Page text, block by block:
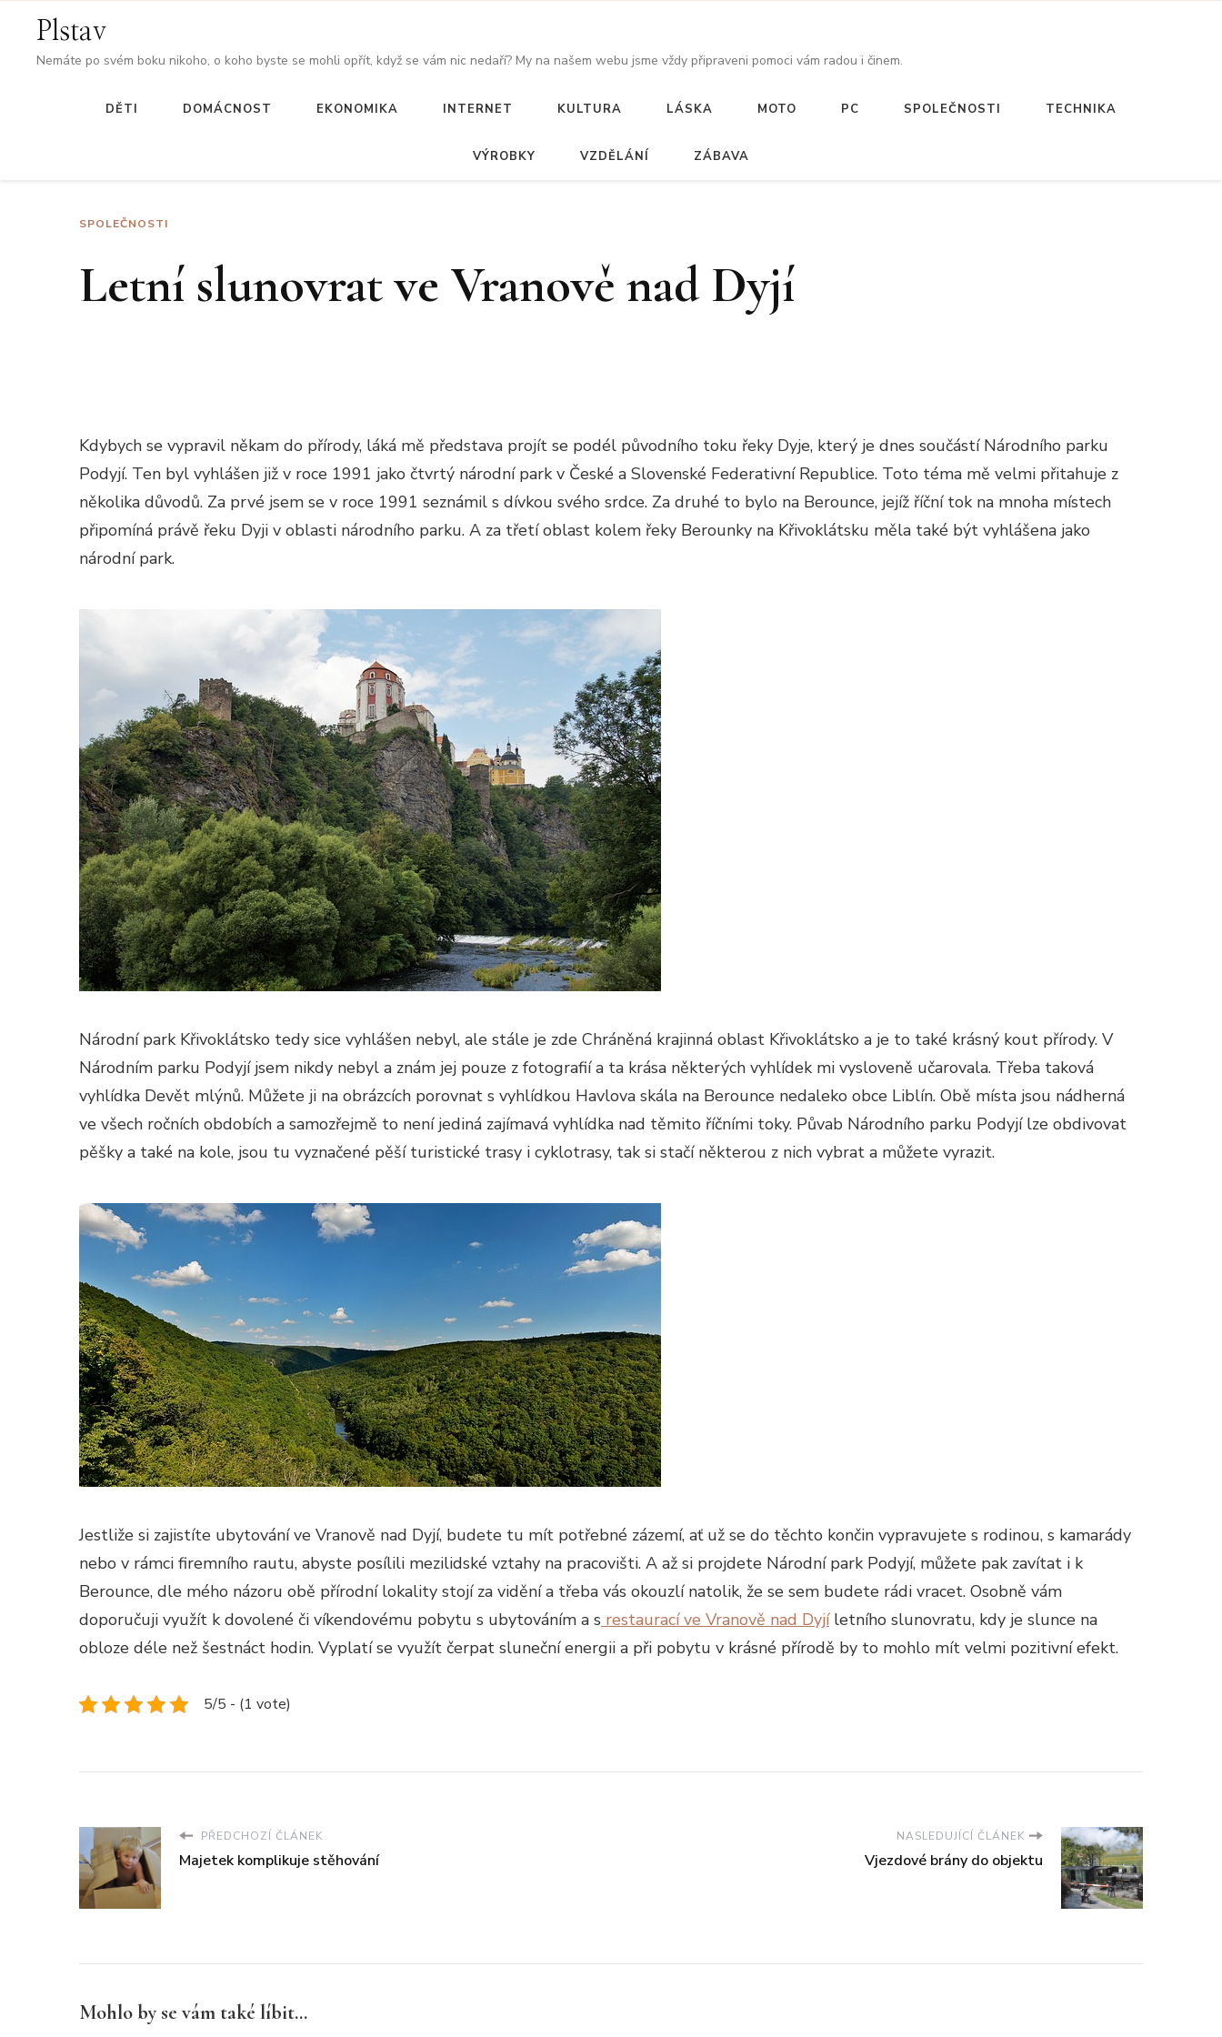
Plstav
Nemáte po svém boku nikoho, o koho byste se mohli opřít, když se vám nic nedaří? My na našem webu jsme vždy připraveni pomoci vám radou i činem.
DĚTI DOMÁCNOST EKONOMIKA INTERNET KULTURA LÁSKA MOTO PC SPOLEČNOSTI TECHNIKA
VÝROBKY VZDĚLÁNÍ ZÁBAVA
SPOLEČNOSTI
Letní slunovrat ve Vranově nad Dyjí
Kdybych se vypravil někam do přírody, láká mě představa projít se podél původního toku řeky Dyje, který je dnes součástí Národního parku
Podyjí. Ten byl vyhlášen již v roce 1991 jako čtvrtý národní park v České a Slovenské Federativní Republice. Toto téma mě velmi přitahuje z
několika důvodů. Za prvé jsem se v roce 1991 seznámil s dívkou svého srdce. Za druhé to bylo na Berounce, jejíž říční tok na mnoha místech
připomíná právě řeku Dyji v oblasti národního parku. A za třetí oblast kolem řeky Berounky na Křivoklátsku měla také být vyhlášena jako
národní park.
Národní park Křivoklátsko tedy sice vyhlášen nebyl, ale stále je zde Chráněná krajinná oblast Křivoklátsko a je to také krásný kout přírody. V
Národním parku Podyjí jsem nikdy nebyl a znám jej pouze z fotografií a ta krása některých vyhlídek mi vysloveně učarovala. Třeba taková
vyhlídka Devět mlýnů. Můžete ji na obrázcích porovnat s vyhlídkou Havlova skála na Berounce nedaleko obce Liblín. Obě místa jsou nádherná
ve všech ročních obdobích a samozřejmě to není jediná zajímavá vyhlídka nad těmito říčními toky. Půvab Národního parku Podyjí lze obdivovat
pěšky a také na kole, jsou tu vyznačené pěší turistické trasy i cyklotrasy, tak si stačí některou z nich vybrat a můžete vyrazit.
Jestliže si zajistíte ubytování ve Vranově nad Dyjí, budete tu mít potřebné zázemí, ať už se do těchto končin vypravujete s rodinou, s kamarády
nebo v rámci firemního rautu, abyste posílili mezilidské vztahy na pracovišti. A až si projdete Národní park Podyjí, můžete pak zavítat i k
Berounce, dle mého názoru obě přírodní lokality stojí za vidění a třeba vás okouzlí natolik, že se sem budete rádi vracet. Osobně vám
doporučuji využít k dovolené či víkendovému pobytu s ubytováním a s restaurací ve Vranově nad Dyjíletního slunovratu, kdy je slunce na
obloze déle než šestnáct hodin. Vyplatí se využít čerpat sluneční energii a při pobytu v krásné přírodě by to mohlo mít velmi pozitivní efekt.
5/5 - (1 vote)
PŘEDCHOZÍ ČLÁNEK
Majetek komplikuje stěhování
NASLEDUJÍCÍ ČLÁNEK
Vjezdové brány do objektu
Mohlo by se vám také líbit...